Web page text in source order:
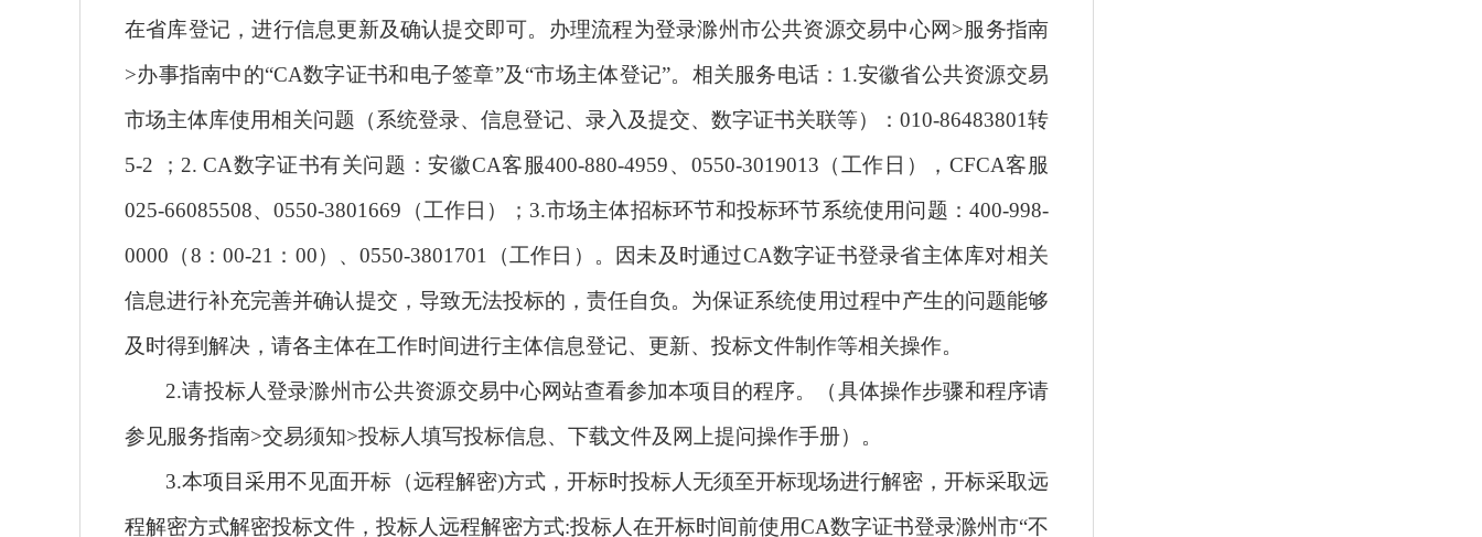
在省库登记，进行信息更新及确认提交即可。办理流程为登录滁州市公共资源交易中心网>服务指南
>办事指南中的“CA数字证书和电子签章”及“市场主体登记”。相关服务电话：1.安徽省公共资源交易
市场主体库使用相关问题（系统登录、信息登记、录入及提交、数字证书关联等）：010-86483801转
5-2 ；2. CA数字证书有关问题：安徽CA客服400-880-4959、0550-3019013（工作日），CFCA客服
025-66085508、0550-3801669（工作日）；3.市场主体招标环节和投标环节系统使用问题：400-998-
0000（8：00-21：00）、0550-3801701（工作日）。因未及时通过CA数字证书登录省主体库对相关
信息进行补充完善并确认提交，导致无法投标的，责任自负。为保证系统使用过程中产生的问题能够
及时得到解决，请各主体在工作时间进行主体信息登记、更新、投标文件制作等相关操作。
2.请投标人登录滁州市公共资源交易中心网站查看参加本项目的程序。（具体操作步骤和程序请
参见服务指南>交易须知>投标人填写投标信息、下载文件及网上提问操作手册）。
3.本项目采用不见面开标（远程解密)方式，开标时投标人无须至开标现场进行解密，开标采取远
程解密方式解密投标文件，投标人远程解密方式:投标人在开标时间前使用CA数字证书登录滁州市“不